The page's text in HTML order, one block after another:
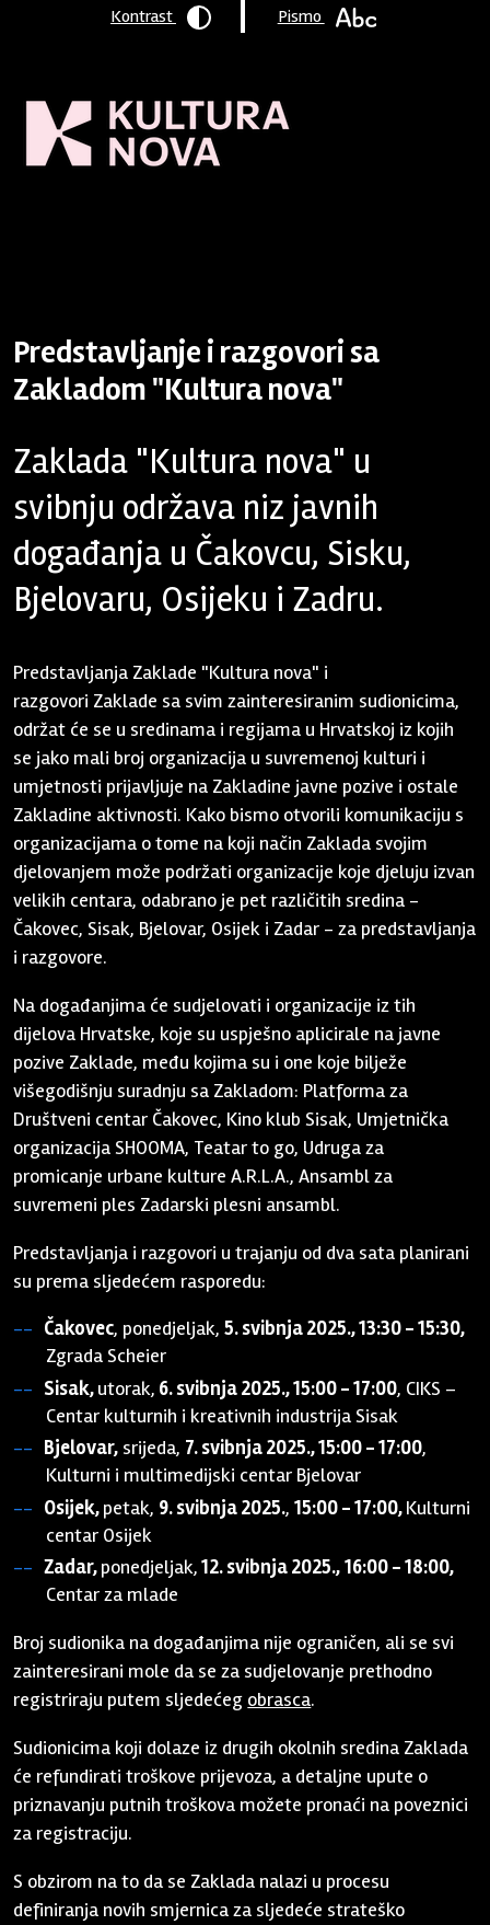
Predstavljanje i razgovori sa
Zakladom "Kultura nova"
Zaklada "Kultura nova" u
svibnju održava niz javnih
događanja u Čakovcu, Sisku,
Bjelovaru, Osijeku i Zadru.
Predstavljanja Zaklade "Kultura nova" i
razgovori Zaklade sa svim zainteresiranim sudionicima,
održat će se u sredinama i regijama u Hrvatskoj iz kojih
se jako mali broj organizacija u suvremenoj kulturi i
umjetnosti prijavljuje na Zakladine javne pozive i ostale
Zakladine aktivnosti. Kako bismo otvorili komunikaciju s
organizacijama o tome na koji način Zaklada svojim
djelovanjem može podržati organizacije koje djeluju izvan
velikih centara, odabrano je pet različitih sredina -
Čakovec, Sisak, Bjelovar, Osijek i Zadar - za predstavljanja
i razgovore.
Na događanjima će sudjelovati i organizacije iz tih
dijelova Hrvatske, koje su uspješno aplicirale na javne
pozive Zaklade, među kojima su i one koje bilježe
višegodišnju suradnju sa Zakladom: Platforma za
Društveni centar Čakovec, Kino klub Sisak, Umjetnička
organizacija SHOOMA, Teatar to go, Udruga za
promicanje urbane kulture A.R.L.A., Ansambl za
suvremeni ples Zadarski plesni ansambl.
Predstavljanja i razgovori u trajanju od dva sata planirani
su prema sljedećem rasporedu:
Čakovec, ponedjeljak,5. svibnja 2025., 13:30 - 15:30,
Zgrada Scheier
Sisak,utorak, 6. svibnja 2025., 15:00 - 17:00, CIKS –
Centar kulturnih i kreativnih industrija Sisak
Bjelovar, srijeda, 7. svibnja 2025., 15:00 - 17:00,
Kulturni i multimedijski centar Bjelovar
Osijek,petak, 9. svibnja 2025.,15:00 - 17:00,Kulturni
centar Osijek
Zadar,ponedjeljak,12. svibnja 2025.,16:00 - 18:00,
Centar za mlade
Broj sudionika na događanjima nije ograničen, ali se svi
zainteresirani mole da se za sudjelovanje prethodno
registriraju putem sljedećeg obrasca.
Sudionicima koji dolaze iz drugih okolnih sredina Zaklada
će refundirati troškove prijevoza, a detaljne upute o
priznavanju putnih troškova možete pronaći na poveznici
za registraciju.
S obzirom na to da se Zaklada nalazi u procesu
definiranja novih smjernica za sljedeće strateško
Kontrast Pismo